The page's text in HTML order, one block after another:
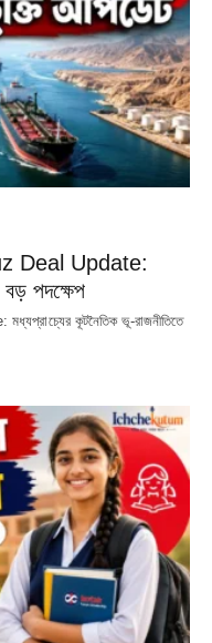
Deal Update:
বড় পদক্ষেপ
কূটনৈতিক ভূ-রাজনীতিতে